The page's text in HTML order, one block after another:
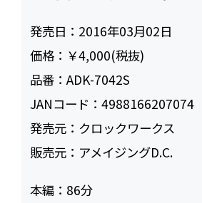
発売日： 2016年03月02日
価格： ￥4,000(税抜)
品番：ADK-7042S
JANコード：4988166207074
発売元： クロックワークス
販売元： アメイジングD.C.
本編： 86